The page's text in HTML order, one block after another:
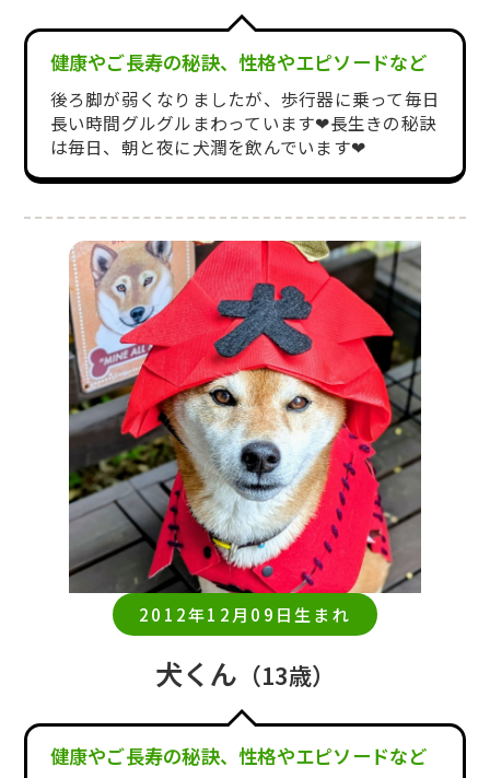
健康やご長寿の秘訣、性格やエピソードなど
後ろ脚が弱くなりましたが、歩行器に乗って毎日
長い時間グルグルまわっています❤︎長生きの秘訣
は毎日、朝と夜に犬潤を飲んでいます❤︎
2012年12月09日生まれ
犬くん （13歳）
健康やご長寿の秘訣、性格やエピソードなど